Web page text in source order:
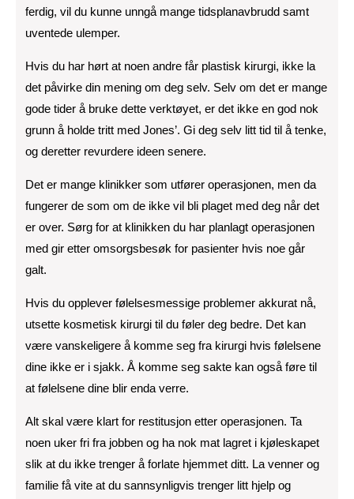
ferdig, vil du kunne unngå mange tidsplanavbrudd samt
uventede ulemper.
Hvis du har hørt at noen andre får plastisk kirurgi, ikke la
det påvirke din mening om deg selv. Selv om det er mange
gode tider å bruke dette verktøyet, er det ikke en god nok
grunn å holde tritt med Jones’. Gi deg selv litt tid til å tenke,
og deretter revurdere ideen senere.
Det er mange klinikker som utfører operasjonen, men da
fungerer de som om de ikke vil bli plaget med deg når det
er over. Sørg for at klinikken du har planlagt operasjonen
med gir etter omsorgsbesøk for pasienter hvis noe går
galt.
Hvis du opplever følelsesmessige problemer akkurat nå,
utsette kosmetisk kirurgi til du føler deg bedre. Det kan
være vanskeligere å komme seg fra kirurgi hvis følelsene
dine ikke er i sjakk. Å komme seg sakte kan også føre til
at følelsene dine blir enda verre.
Alt skal være klart for restitusjon etter operasjonen. Ta
noen uker fri fra jobben og ha nok mat lagret i kjøleskapet
slik at du ikke trenger å forlate hjemmet ditt. La venner og
familie få vite at du sannsynligvis trenger litt hjelp og